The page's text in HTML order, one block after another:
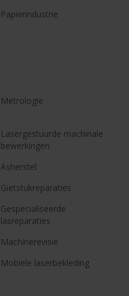
Papierindustrie
Metrologie
Lasergestuurde machinale
bewerkingen
Asherstel
Gietstukreparaties
Gespecialiseerde
lasreparaties
Machinerevisie
Mobiele laserbekleding